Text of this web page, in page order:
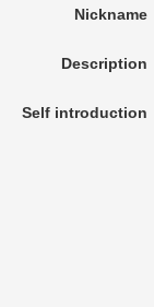
Nickname
Description
Self introduction